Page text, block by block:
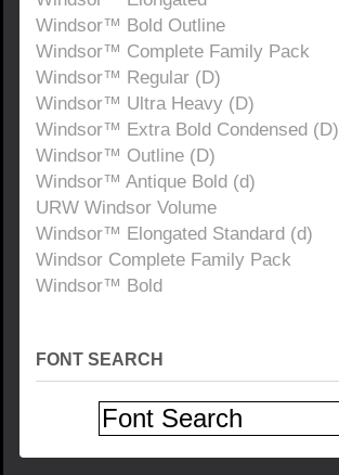
Windsor™ Bold Outline
Windsor™ Complete Family Pack
Windsor™ Regular (D)
Windsor™ Ultra Heavy (D)
Windsor™ Extra Bold Condensed (D)
Windsor™ Outline (D)
Windsor™ Antique Bold (d)
URW Windsor Volume
Windsor™ Elongated Standard (d)
Windsor Complete Family Pack
Windsor™ Bold
FONT SEARCH